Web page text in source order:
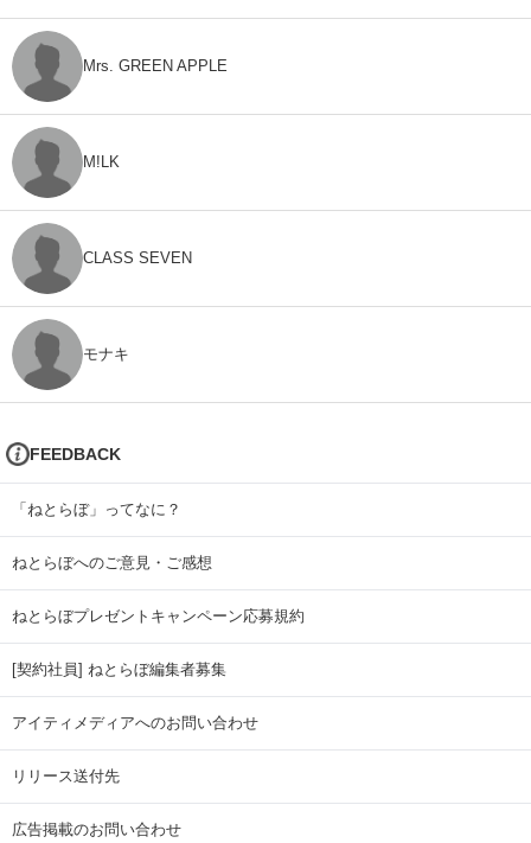
Mrs. GREEN APPLE
M!LK
CLASS SEVEN
モナキ
FEEDBACK
「ねとらぼ」ってなに？
ねとらぼへのご意見・ご感想
ねとらぼプレゼントキャンペーン応募規約
[契約社員] ねとらぼ編集者募集
アイティメディアへのお問い合わせ
リリース送付先
広告掲載のお問い合わせ